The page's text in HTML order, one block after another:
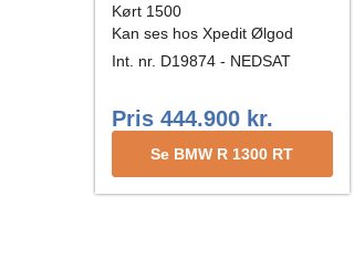
Kørt 1500
Pris 444.900 kr.
Kan ses hos Xpedit Ølgod
Int. nr. D19874 - NEDSAT
Se BMW R 1300 RT